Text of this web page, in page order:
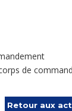
de
Retour aux